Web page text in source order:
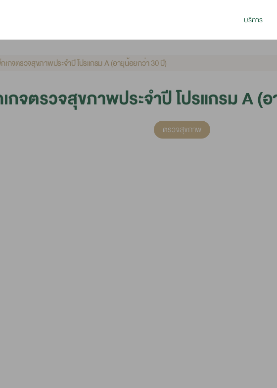
บริการ
เกจตรวจสุขภาพประจำปี โปรแกรม A (อายุน้อยกว่า 30 ปี)
กจตรวจสุขภาพประจำปี โปรแกรม A (
ตรวจสุขภาพ